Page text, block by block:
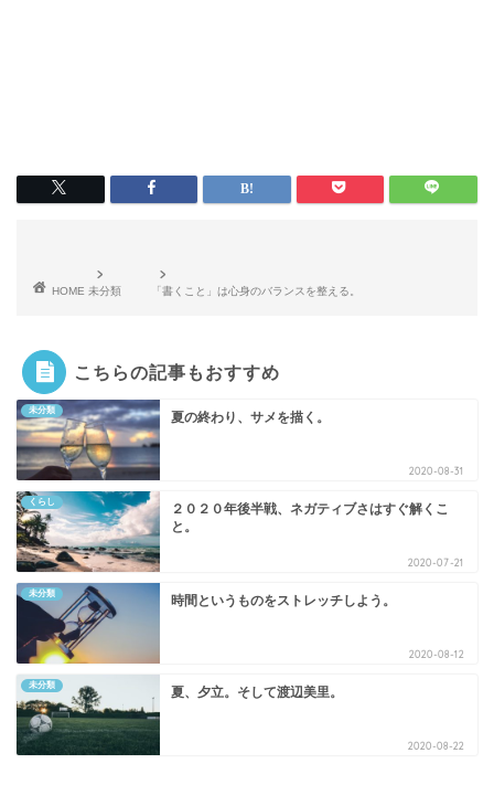
HOME 未分類 「書くこと」は心身のバランスを整える。
こちらの記事もおすすめ
未分類 夏の終わり、サメを描く。
2020-08-31
くらし
２０２０年後半戦、ネガティブさはすぐ解くこ
と。
2020-07-21
未分類 時間というものをストレッチしよう。
2020-08-12
未分類 夏、夕立。そして渡辺美里。
2020-08-22